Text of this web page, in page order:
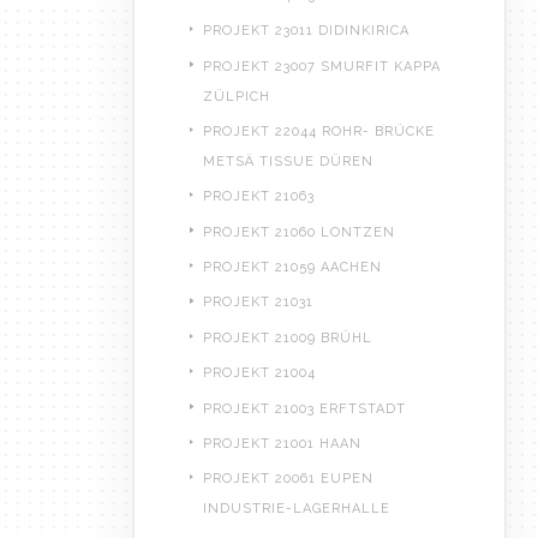
PROJEKT 23011 DIDINKIRICA
PROJEKT 23007 SMURFIT KAPPA
ZÜLPICH
PROJEKT 22044 ROHR- BRÜCKE
METSÄ TISSUE DÜREN
PROJEKT 21063
PROJEKT 21060 LONTZEN
PROJEKT 21059 AACHEN
PROJEKT 21031
PROJEKT 21009 BRÜHL
PROJEKT 21004
PROJEKT 21003 ERFTSTADT
PROJEKT 21001 HAAN
PROJEKT 20061 EUPEN
INDUSTRIE-LAGERHALLE